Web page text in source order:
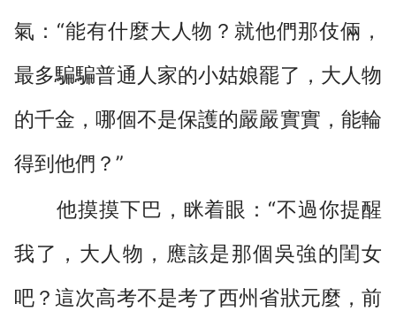
氣：“能有什麼大人物？就他們那伎倆，
最多騙騙普通人家的小姑娘罷了，大人物
的千金，哪個不是保護的嚴嚴實實，能輪
得到他們？”
他摸摸下巴，眯着眼：“不過你提醒
我了，大人物，應該是那個吳強的閨女
吧？這次高考不是考了西州省狀元麼，前